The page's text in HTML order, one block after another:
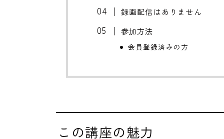
録画配信はありません
参加方法
会員登録済みの方
この講座の魅力